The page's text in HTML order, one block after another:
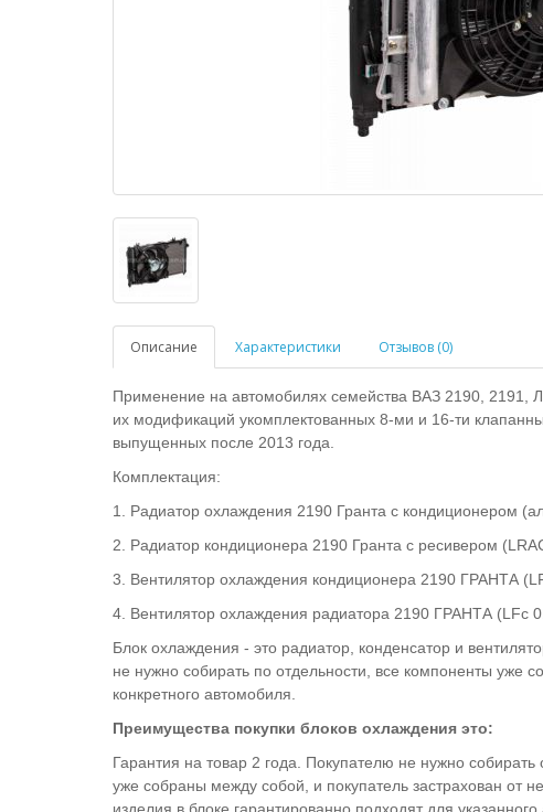
Описание Характеристики Отзывов (0)
Применение на автомобилях семейства ВАЗ 2190, 2191,
их модификаций укомплектованных 8-ми и 16-ти
выпущенных после 2013 года.
Комплектация:
1. Радиатор охлаждения 2190 Гранта с кондиционером
2. Радиатор кондиционера 2190 Гранта с ресивером
3. Вентилятор охлаждения кондиционера 2190 ГРАНТА
4. Вентилятор охлаждения радиатора 2190 ГРАНТА (LFc
Блок охлаждения - это радиатор, конденсатор и
не нужно собирать по отдельности, все компоненты уже
конкретного автомобиля.
Преимущества покупки блоков охлаждения это:
Гарантия на товар 2 года. Покупателю не нужно
уже собраны между собой, и покупатель застрахован от